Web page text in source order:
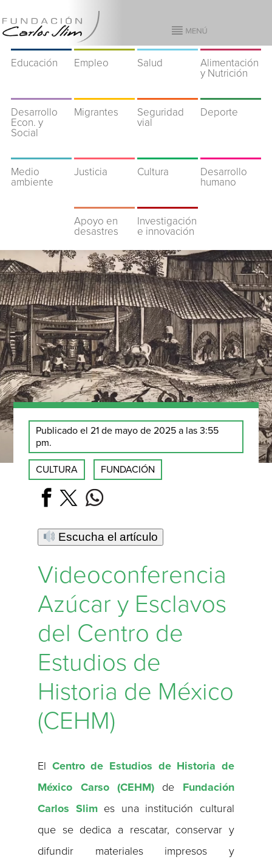
Educación Empleo Salud
Alimentación
y Nutrición
Desarrollo
Econ. y
Social
Migrantes
Seguridad
vial
Deporte
Medio
ambiente
Justicia Cultura
Desarrollo
humano
Apoyo en
desastres
Investigación
e innovación
Publicado el 21 de mayo de 2025 a las 3:55
pm.
CULTURA FUNDACIÓN
Escucha el artículo
Videoconferencia
Azúcar y Esclavos
del Centro de
Estudios de
Historia de México
(CEHM)
El Centro de Estudios de Historia de
México Carso (CEHM) de Fundación
Carlos Slimes una institución cultural
que se dedica a rescatar, conservar y
difundir materiales impresos y